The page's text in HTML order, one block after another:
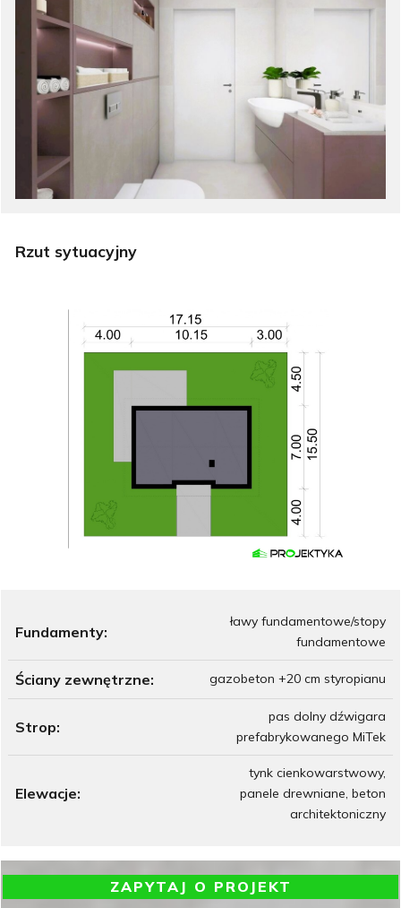
Rzut sytuacyjny
Fundamenty:
ławy fundamentowe/stopy
fundamentowe
Ściany zewnętrzne: gazobeton +20 cm styropianu
Strop:
pas dolny dźwigara
prefabrykowanego MiTek
Elewacje:
tynk cienkowarstwowy,
panele drewniane, beton
architektoniczny
ZAPYTAJ O PROJEKT